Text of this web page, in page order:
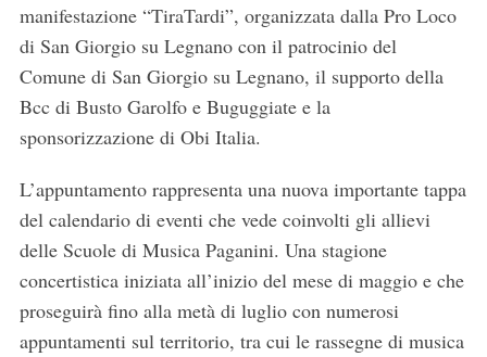
manifestazione “TiraTardi”, organizzata dalla Pro Loco
di San Giorgio su Legnano con il patrocinio del
Comune di San Giorgio su Legnano, il supporto della
Bcc di Busto Garolfo e Buguggiate e la
sponsorizzazione di Obi Italia.
L’appuntamento rappresenta una nuova importante tappa
del calendario di eventi che vede coinvolti gli allievi
delle Scuole di Musica Paganini. Una stagione
concertistica iniziata all’inizio del mese di maggio e che
proseguirà fino alla metà di luglio con numerosi
appuntamenti sul territorio, tra cui le rassegne di musica